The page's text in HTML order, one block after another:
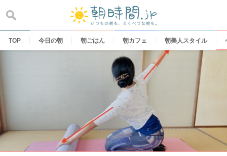
content
TOP 今日の朝 朝ごはん 朝カフェ 朝美人スタイル